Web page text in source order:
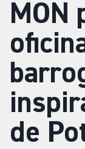
MON
de